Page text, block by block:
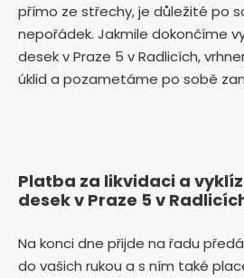
přímo ze střechy, je důležité po
nepořádek. Jakmile dokončíme
desek v Praze 5 v Radlicích,
úklid a pozametáme po sobě
Platba za likvidaci a
desek v Praze 5 v
Na konci dne přijde na řadu
do vašich rukou a s ním také